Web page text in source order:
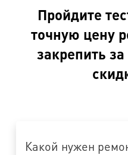
Пройдите
точную цену
закрепить
Какой нужен